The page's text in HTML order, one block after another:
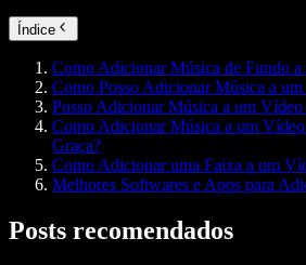
Índice
Como Adicionar Música de Fundo
Como Posso Adicionar Música a
Posso Adicionar Música a um Vídeo
Como Adicionar Música a um
Graça?
Como Adicionar uma Faixa a um
Melhores Softwares e Apps para
Posts recomendados